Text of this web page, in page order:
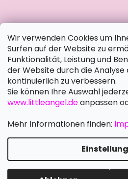
Wir verwenden Cookies um
Surfen auf der Website zu
Funktionalität, Leistung und
der Website durch die
kontinuierlich zu verbessern.
Sie können Ihre Auswahl
www.littleangel.deanpassen
Mehr Informationen finden:
soziale Netzwerke
Erstellt von
Copyright 2026Little Angel DE.